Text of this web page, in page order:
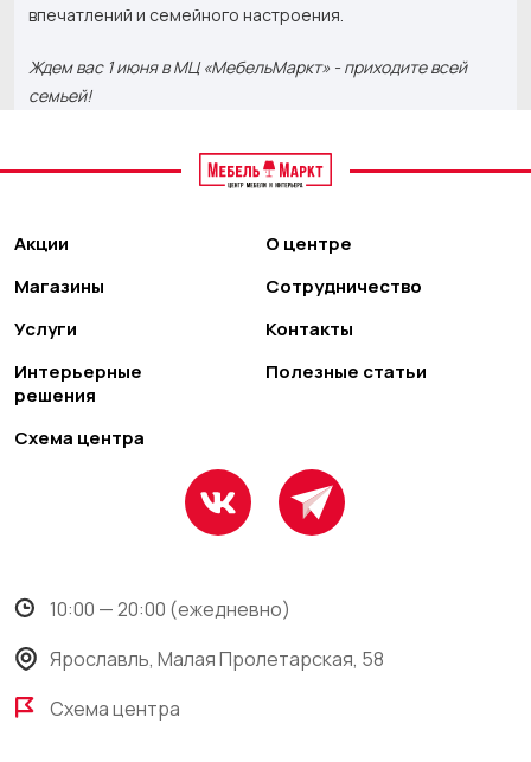
впечатлений и семейного настроения.
Ждем вас 1 июня в МЦ «МебельМаркт» - приходите всей
семьей!
Акции
Магазины
Услуги
Интерьерные
решения
Схема центра
О центре
Сотрудничество
Контакты
Полезные статьи
10:00 — 20:00 (ежедневно)
Ярославль, Малая Пролетарская, 58
Схема центра